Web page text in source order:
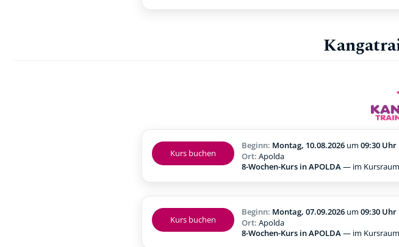
Kurs buchen
Beginn: Montag, 10.08.2026 um 09:30 Uhr
Ort: Apolda
8-Wochen-Kurs in APOLDA — im
Kurs buchen
Beginn: Montag, 07.09.2026 um 09:30 Uhr
Ort: Apolda
8-Wochen-Kurs in APOLDA — im